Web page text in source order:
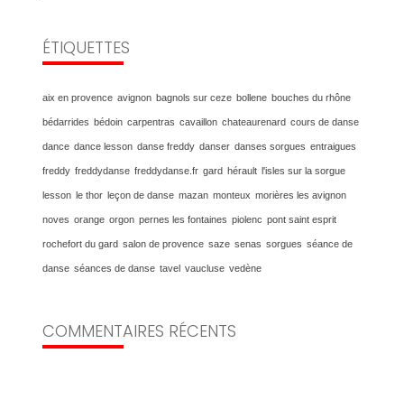
ÉTIQUETTES
aix en provence avignon bagnols sur ceze bollene bouches du rhône
bédarrides bédoin carpentras cavaillon chateaurenard cours de danse
dance dance lesson danse freddy danser danses sorgues entraigues
freddy freddydanse freddydanse.fr gard hérault l'isles sur la sorgue
lesson le thor leçon de danse mazan monteux morières les avignon
noves orange orgon pernes les fontaines piolenc pont saint esprit
rochefort du gard salon de provence saze senas sorgues séance de
danse séances de danse tavel vaucluse vedène
COMMENTAIRES RÉCENTS